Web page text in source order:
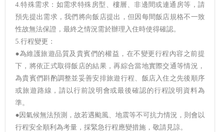
4.特殊需求：如需求特殊房型、樓層、非邊間或連通房等，請
預先提出需求，我們將向飯店提出，但因每間飯店規格不一致
性故無法保證，最終之情況需於辦理入住時使得確認。
5.行程變更：
●為維護旅遊品質及貴賓們的權益，在不變更行程內容之前提
下，將依正式取得飯店的結果，再綜合當地實際交通等情況，
為貴賓們斟酌調整並妥善安排旅遊行程、飯店入住之先後順序
或旅遊路線，請以行前說明會或最後確認的行程說明資料為
準。
●因氣候無法預測，故若遇颱風、地震等不可抗力情況，則會以
行程安全順利為考量，採緊急行程應變措施，敬請見諒。